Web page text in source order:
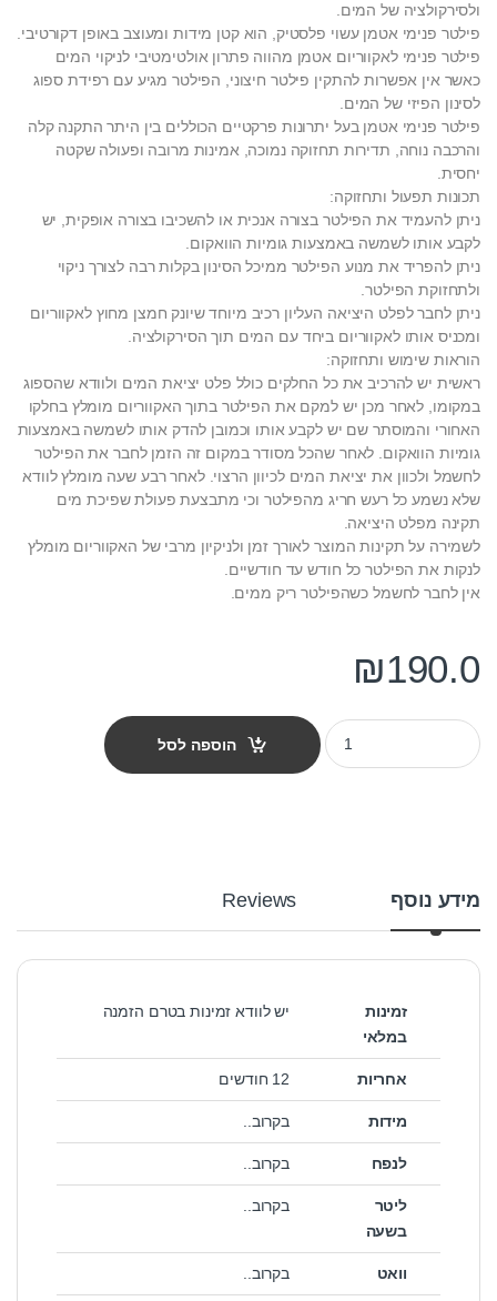
ולסירקולציה של המים.
פילטר פנימי אטמן עשוי פלסטיק, הוא קטן מידות ומעוצב באופן דקורטיבי.
פילטר פנימי לאקווריום אטמן מהווה פתרון אולטימטיבי לניקוי המים
כאשר אין אפשרות להתקין פילטר חיצוני, הפילטר מגיע עם רפידת ספוג
לסינון הפיזי של המים.
פילטר פנימי אטמן בעל יתרונות פרקטיים הכוללים בין היתר התקנה קלה
והרכבה נוחה, תדירות תחזוקה נמוכה, אמינות מרובה ופעולה שקטה
יחסית.
תכונות תפעול ותחזוקה:
ניתן להעמיד את הפילטר בצורה אנכית או להשכיבו בצורה אופקית, יש
לקבע אותו לשמשה באמצעות גומיות הוואקום.
ניתן להפריד את מנוע הפילטר ממיכל הסינון בקלות רבה לצורך ניקוי
ולתחזוקת הפילטר.
ניתן לחבר לפלט היציאה העליון רכיב מיוחד שיונק חמצן מחוץ לאקווריום
ומכניס אותו לאקווריום ביחד עם המים תוך הסירקולציה.
הוראות שימוש ותחזוקה:
ראשית יש להרכיב את כל החלקים כולל פלט יציאת המים ולוודא שהספוג
במקומו, לאחר מכן יש למקם את הפילטר בתוך האקווריום מומלץ בחלקו
האחורי והמוסתר שם יש לקבע אותו וכמובן להדק אותו לשמשה באמצעות
גומיות הוואקום. לאחר שהכל מסודר במקום זה הזמן לחבר את הפילטר
לחשמל ולכוון את יציאת המים לכיוון הרצוי. לאחר רבע שעה מומלץ לוודא
שלא נשמע כל רעש חריג מהפילטר וכי מתבצעת פעולת שפיכת מים
תקינה מפלט היציאה.
לשמירה על תקינות המוצר לאורך זמן ולניקיון מרבי של האקווריום מומלץ
לנקות את הפילטר כל חודש עד חודשיים.
אין לחבר לחשמל כשהפילטר ריק ממים.
₪190.0
פילטר פנימי לאקווריום אטמן דגם 104f quantity
הוספה לסל
מידע נוסף Reviews
זמינות
במלאי
יש לוודא זמינות בטרם הזמנה
אחריות 12 חודשים
מידות בקרוב..
לנפח בקרוב..
ליטר
בשעה
בקרוב..
וואט בקרוב..